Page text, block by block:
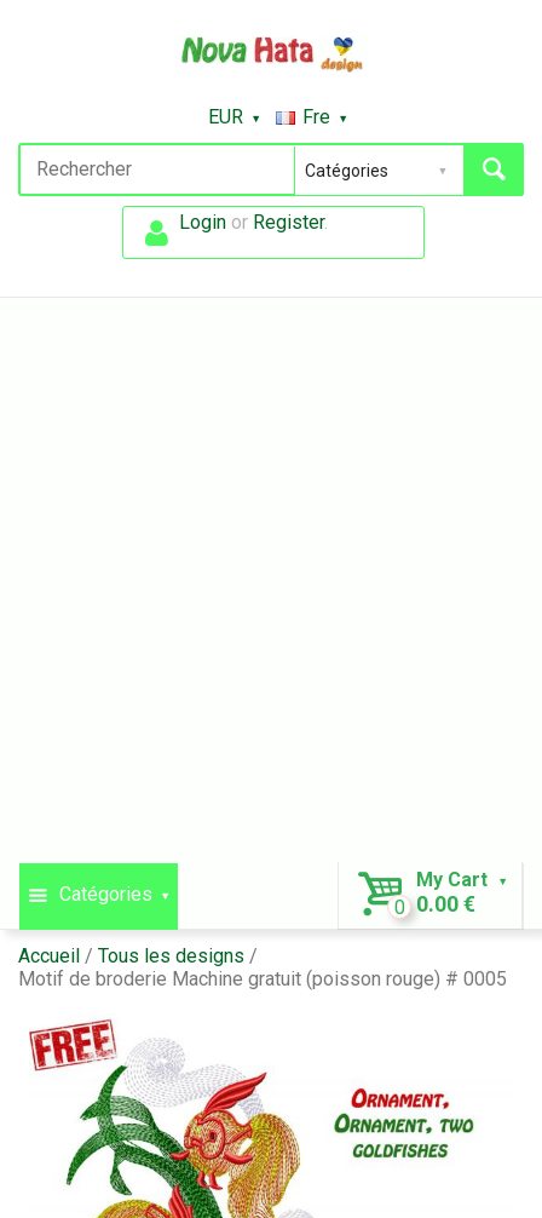
EUR Fre
Login or Register.
Catégories
My Cart
0 0.00 €
Accueil
Tous les designs
Motif de broderie Machine gratuit (poisson rouge) # 0005